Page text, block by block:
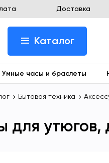
Доставка
Каталог
Умные часы и браслеты
Бытовая техника
для утюгов,